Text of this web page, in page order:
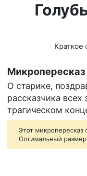
Краткое
Микропересказ
О старике,
рассказчика всех
трагическом
Этот микропересказ
Оптимальный